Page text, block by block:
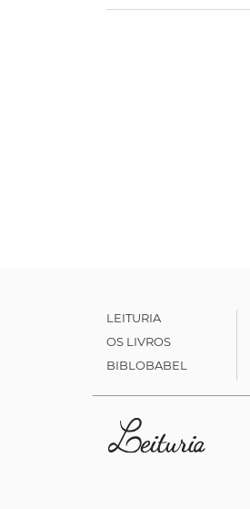
LEITURIA
OS LIVROS
BIBLOBABEL